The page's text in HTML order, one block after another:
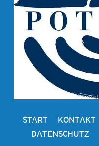
START KONTAKT
DATENSCHUTZ